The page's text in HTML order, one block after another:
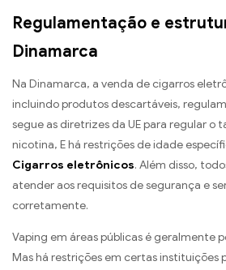
Regulamentação e
Dinamarca
Na Dinamarca, a venda de cigarros
incluindo produtos descartáveis,
segue as diretrizes da UE para regular o
nicotina, E há restrições de idade
Cigarros eletrônicos. Além disso,
atender aos requisitos de segurança e
corretamente.
Vaping em áreas públicas é geralmente
Mas há restrições em certas instituições